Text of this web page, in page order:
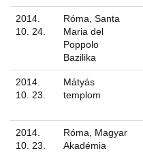
2014.
10. 24.
Róma, Santa
Maria del
Poppolo
Bazilika
2014.
10. 23.
Mátyás
templom
2014.
10. 23.
Róma, Magyar
Akadémia